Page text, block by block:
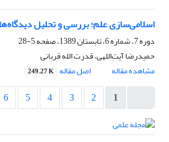
اسلامی‌سازی علم؛ بررسی و تحلیل
دوره 7، شماره 6، تابستان 1389، صفحه
5-28
حمیدرضا آیت‌اللهی، قدرت الله قربانی
مشاهده مقاله
اصل مقاله 249.27 K
1
2
3
4
5
6